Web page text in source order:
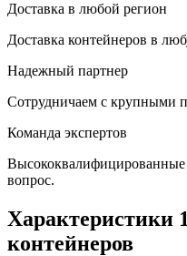
Доставка в любой регион
Доставка контейнеров в
Надежный партнер
Сотрудничаем с крупными
Команда экспертов
вопрос.
Характеристики
контейнеров